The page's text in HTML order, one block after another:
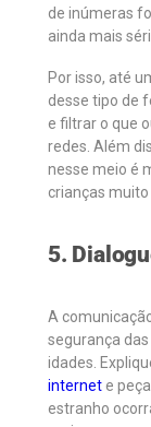
de inúmeras
ainda mais
Por isso, até
desse tipo de
e filtrar o que
redes. Além
nesse meio é
crianças
5.
A
segurança
idades.
internet e
estranho